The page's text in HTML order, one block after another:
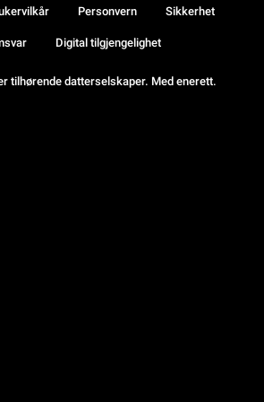
tilhørende datterselskaper. Med enerett.
Personvern Sikkerhet
Digital tilgjengelighet